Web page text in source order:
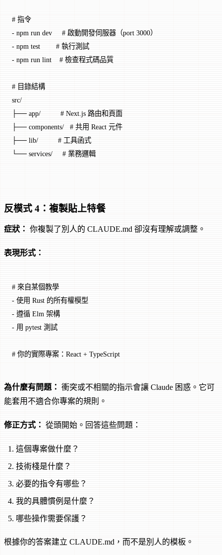
# 指令
- npm run dev     # 啟動開發伺服器（port 3000）
- npm test        # 執行測試
- npm run lint    # 檢查程式碼品質
# 目錄結構
src/
├── app/          # Next.js 路由和頁面
├── components/   # 共用 React 元件
├── lib/          # 工具函式
└── services/     # 業務邏輯
反模式 4：複製貼上特餐
症狀： 你複製了別人的 CLAUDE.md 卻沒有理解或調整。
表現形式：
# 來自某個教學
- 使用 Rust 的所有權模型
- 遵循 Elm 架構
- 用 pytest 測試
# 你的實際專案：React + TypeScript
為什麼有問題： 衝突或不相關的指示會讓 Claude 困惑。它可
能套用不適合你專案的規則。
修正方式： 從頭開始。回答這些問題：
這個專案做什麼？
技術棧是什麼？
必要的指令有哪些？
我的具體慣例是什麼？
哪些操作需要保護？
根據你的答案建立 CLAUDE.md，而不是別人的模板。